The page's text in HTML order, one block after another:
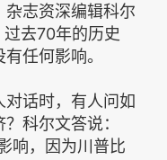
志资深编辑科尔
去70年的历史
任何影响。
话时，有人问如
科尔文答说：
响，因为川普比